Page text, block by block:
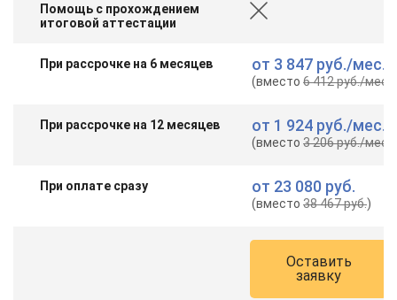
Помощь с прохождением
итоговой аттестации
При рассрочке на 6 месяцев от 3 847 руб./мес.
(вместо6 412 руб./мес.
При рассрочке на 12 месяцев от 1 924 руб./мес.
(вместо3 206 руб./мес.
При оплате сразу от 23 080 руб.
(вместо38 467 руб.)
Оставить
заявку
ChatApp